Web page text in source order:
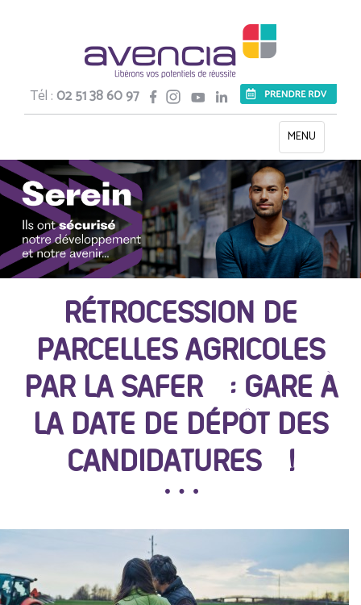
Tél :02 51 38 60 97
Toggle
navigation
MENU
RÉTROCESSION DE
PARCELLES AGRICOLES
PAR LA SAFER : GARE À
LA DATE DE DÉPÔT DES
CANDIDATURES !